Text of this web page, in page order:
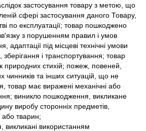
застосування товару з метою, що
сфері застосування даного Товару,
по експлуатації; товар пошкоджено
з порушенням правил і умов
адаптації під місцеві технічні умови
зберігання і транспортування; товар
природних стихій; пожеж, повеней,
чинників та інших ситуацій, що не
товар має виражені механічні або
виникло пошкодження, викликане
виробу сторонніх предметів,
або тварин;
використанням